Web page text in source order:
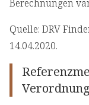
Berechnungen
Quelle: DRV
14.04.2020.